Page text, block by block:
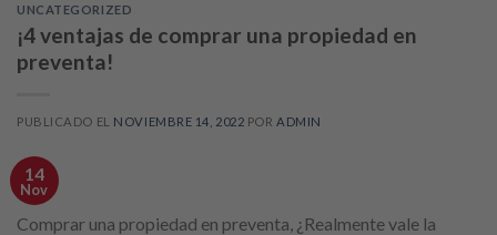
UNCATEGORIZED
¡4 ventajas de comprar una propiedad en
preventa!
PUBLICADO EL NOVIEMBRE 14, 2022 POR ADMIN
14
Nov
Comprar una propiedad en preventa, ¿Realmente vale la